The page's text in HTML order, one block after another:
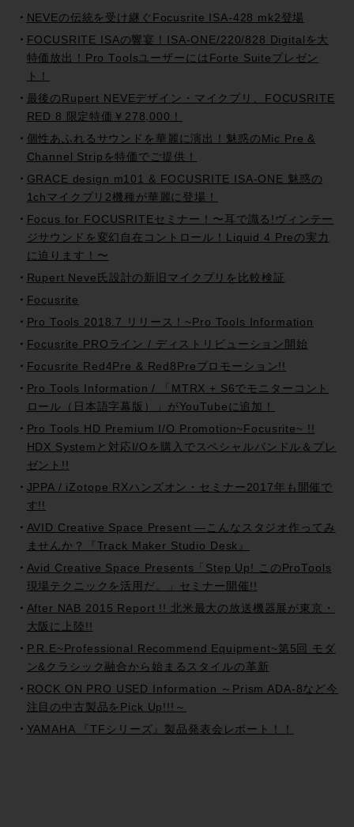
NEVEの伝統を受け継ぐFocusrite ISA-428 mk2登場
FOCUSRITE ISAの響宴！ISA-ONE/220/828 Digitalを大
特価放出！Pro ToolsユーザーにはForte Suiteプレゼン
ト！
最後のRupert NEVEデザイン・マイクプリ、FOCUSRITE
RED 8 限定特価￥278,000！
個性あふれるサウンドを華麗に演出！魅惑のMic Pre &
Channel Stripを特価でご提供！
GRACE design m101 & FOCUSRITE ISA-ONE 魅惑の
1chマイクプリ2機種が華麗に登場！
Focus for FOCUSRITEセミナー！〜耳で識る!ヴィンテー
ジサウンドを変幻自在コントロール！Liquid 4 Preの実力
に迫ります！〜
Rupert Neve氏設計の新旧マイクプリを比較検証
Focusrite
Pro Tools 2018.7 リリース！~Pro Tools Information
Focusrite PROライン / ディストリビューション開始
Focusrite Red4Pre & Red8Preプロモーション!!
Pro Tools Information / 「MTRX + S6でモニターコント
ロール（日本語字幕版）」がYouTubeに追加！
Pro Tools HD Premium I/O Promotion~Focusrite~ !!
HDX Systemと対応I/Oを購入でスペシャルバンドル＆プレ
ゼント!!
JPPA / iZotope RXハンズオン・セミナー2017年も開催で
す!!
AVID Creative Space Present —こんなスタジオ作ってみ
ませんか？『Track Maker Studio Desk』
Avid Creative Space Presents「Step Up! このProTools
現場テクニックを活用だ。」セミナー開催!!
After NAB 2015 Report !! 北米最大の放送機器展が東京・
大阪に上陸!!
P.R.E~Professional Recommend Equipment~第5回 モダ
ン&クラシック融合から始まるスタイルの革新
ROCK ON PRO USED Information ～Prism ADA-8など今
注目の中古製品をPick Up!!!～
YAMAHA 『TFシリーズ』製品発表会レポート！！